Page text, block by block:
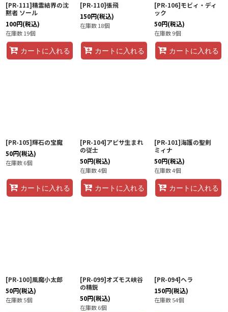
[PR-111]精霊結界の沈
黙者 ソール
100円(税込)
在庫数 19個
カートに入れる
[PR-110]張飛
150円(税込)
在庫数 18個
カートに入れる
[PR-106]モビィ・ディ
ック
50円(税込)
在庫数 9個
カートに入れる
[PR-105]輝石の宝魔
50円(税込)
在庫数 6個
カートに入れる
[PR-104]アビサ生まれ
の従士
50円(税込)
在庫数 4個
カートに入れる
[PR-101]海護の聖剣
ミィナ
50円(税込)
在庫数 4個
カートに入れる
[PR-100]風魔小太郎
50円(税込)
在庫数 5個
[PR-099]オズモス峡谷
の精鋭
50円(税込)
在庫数 6個
[PR-094]ヘラ
150円(税込)
在庫数 54個